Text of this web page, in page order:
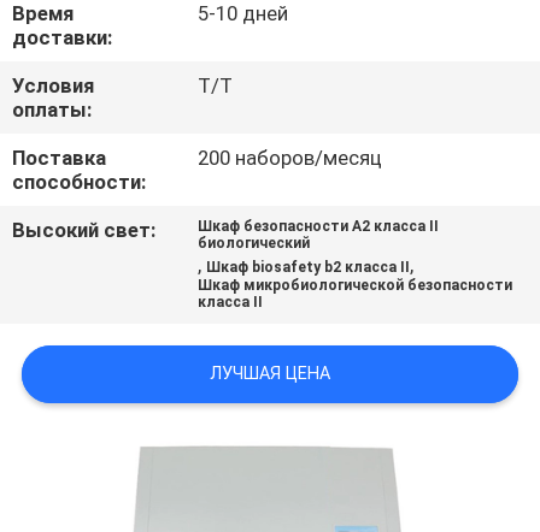
СПРОСИТЕ
ЦИТАТУ
КАРТА
Время
доставки:
5-10 дней
Условия
оплаты:
T/T
Поставка
способности:
200 наборов/месяц
Высокий свет:
Шкаф безопасности A2 класса II
биологический
, Шкаф biosafety b2 класса II ,
Шкаф микробиологической безопасности
класса II
ЛУЧШАЯ ЦЕНА